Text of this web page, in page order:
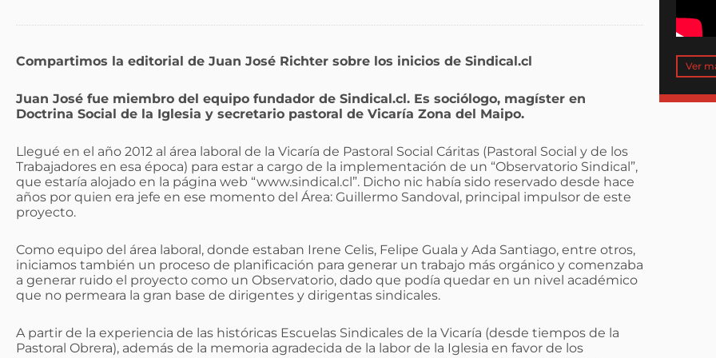
Compartimos la editorial de Juan José Richter sobre los inicios de Sindical.cl
Juan José fue miembro del equipo fundador de Sindical.cl. Es sociólogo, magíster en
Doctrina Social de la Iglesia y secretario pastoral de Vicaría Zona del Maipo.
Llegué en el año 2012 al área laboral de la Vicaría de Pastoral Social Cáritas (Pastoral Social y de los
Trabajadores en esa época) para estar a cargo de la implementación de un “Observatorio Sindical”,
que estaría alojado en la página web “www.sindical.cl”. Dicho nic había sido reservado desde hace
años por quien era jefe en ese momento del Área: Guillermo Sandoval, principal impulsor de este
proyecto.
Como equipo del área laboral, donde estaban Irene Celis, Felipe Guala y Ada Santiago, entre otros,
iniciamos también un proceso de planificación para generar un trabajo más orgánico y comenzaba
a generar ruido el proyecto como un Observatorio, dado que podía quedar en un nivel académico
que no permeara la gran base de dirigentes y dirigentas sindicales.
A partir de la experiencia de las históricas Escuelas Sindicales de la Vicaría (desde tiempos de la
Pastoral Obrera), además de la memoria agradecida de la labor de la Iglesia en favor de los
Ver